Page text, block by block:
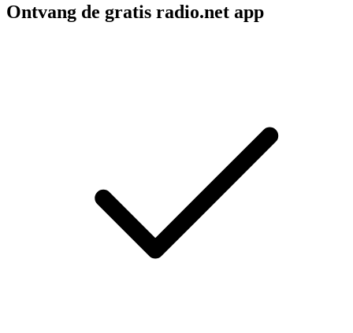
Ontvang de gratis radio.net app